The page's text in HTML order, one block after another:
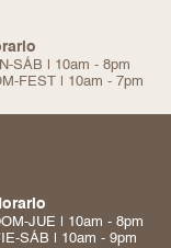
SÁB | 10am - 8pm
FEST | 10am - 7pm
JUE | 10am - 8pm
SÁB | 10am - 9pm